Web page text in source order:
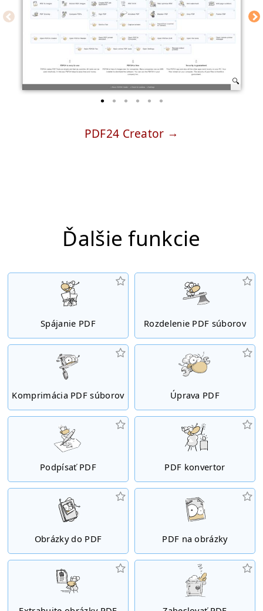
PDF24 Creator
Ďalšie funkcie
Spájanie PDF Rozdelenie PDF súborov
Komprimácia PDF súborov Úprava PDF
Podpísať PDF PDF konvertor
Obrázky do PDF PDF na obrázky